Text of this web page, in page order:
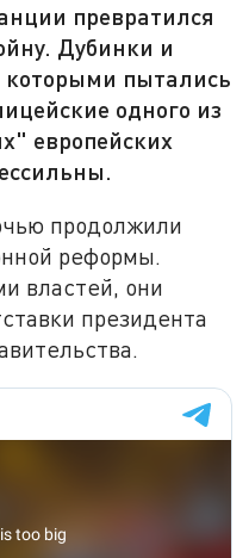
превратился
Дубинки и
пытались
одного из
европейских
продолжили
реформы.
властей, они
президента